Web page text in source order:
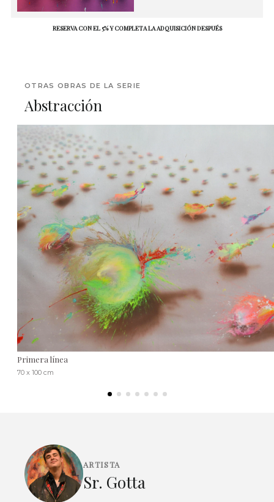
RESERVA CON EL 5% Y COMPLETA LA ADQUISICIÓN DESPUÉS
OTRAS OBRAS DE LA SERIE
Abstracción
Primera línea
70 x 100 cm
ARTISTA
Sr. Gotta